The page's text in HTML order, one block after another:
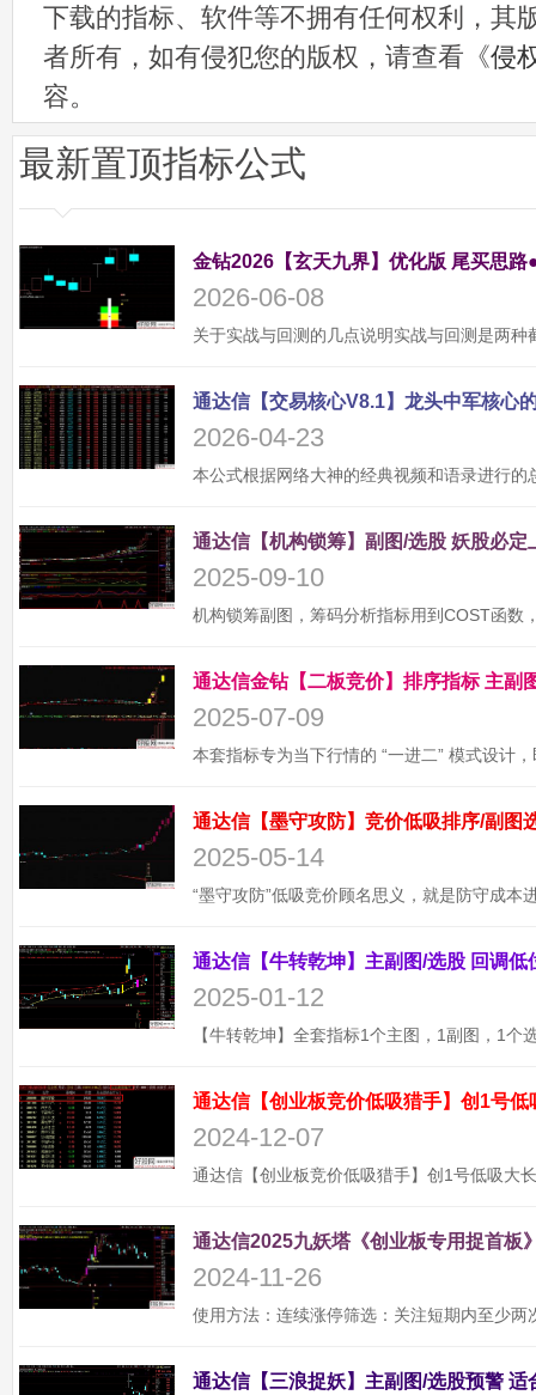
下载的指标、软件等不拥有任何权利，其
者所有，如有侵犯您的版权，请查看《侵
容。
最新置顶指标公式
金钻2026【玄天九界】优化版 尾买思
2026-06-08
2026-04-23
2025-09-10
2025-07-09
2025-05-14
2025-01-12
通达信【创业板竞价低吸猎手】创1号
2024-12-07
通达信2025九妖塔《创业板专用捉首板
2024-11-26